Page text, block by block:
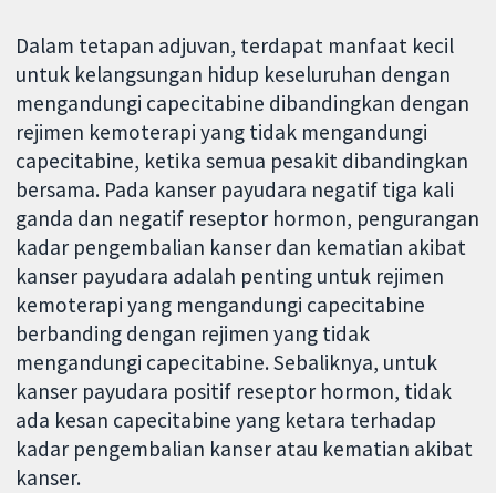
Dalam tetapan adjuvan, terdapat manfaat kecil
untuk kelangsungan hidup keseluruhan dengan
mengandungi capecitabine dibandingkan dengan
rejimen kemoterapi yang tidak mengandungi
capecitabine, ketika semua pesakit dibandingkan
bersama. Pada kanser payudara negatif tiga kali
ganda dan negatif reseptor hormon, pengurangan
kadar pengembalian kanser dan kematian akibat
kanser payudara adalah penting untuk rejimen
kemoterapi yang mengandungi capecitabine
berbanding dengan rejimen yang tidak
mengandungi capecitabine. Sebaliknya, untuk
kanser payudara positif reseptor hormon, tidak
ada kesan capecitabine yang ketara terhadap
kadar pengembalian kanser atau kematian akibat
kanser.